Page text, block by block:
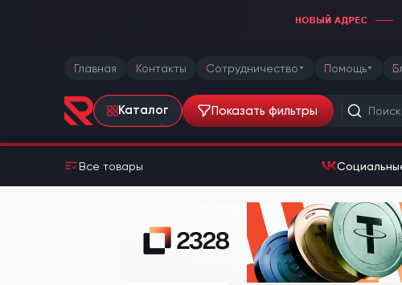
Главная Контакты Сотрудничество Помощь
Каталог Показать фильтры
Все товары